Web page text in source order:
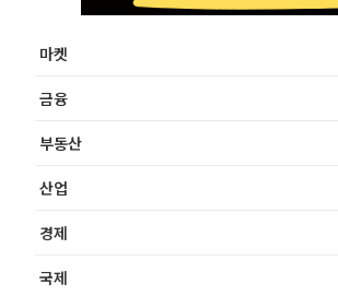
마켓
금융
부동산
산업
경제
국제